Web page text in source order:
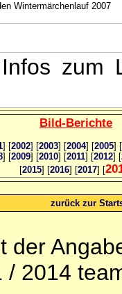
Wintermärchenlauf 2007
zum
Bild-Berichte
] [2002] [2003] [2004] [2005] [
] [2009] [2010] [2011] [2012] [
[2015] [2016] [2017] [
zurück zur
der
2014